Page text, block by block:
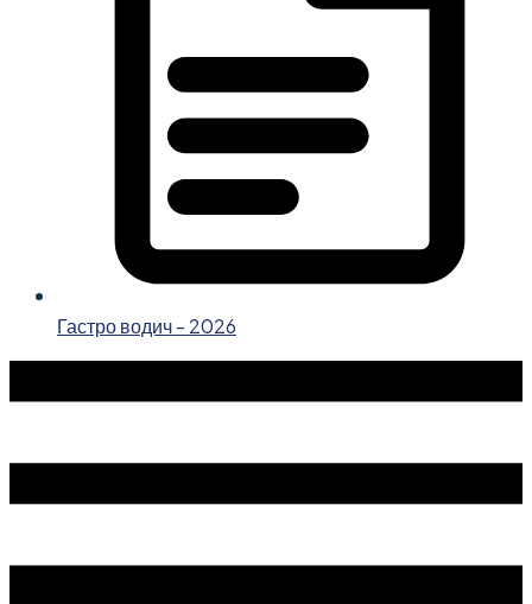
Гастро водич - 2026